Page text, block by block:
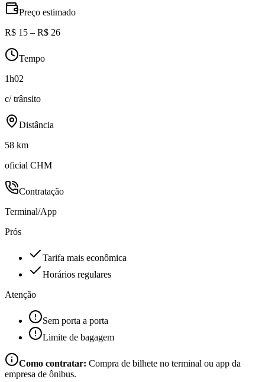
Preço estimado
R$ 15 – R$ 26
Tempo
1h02
c/ trânsito
Distância
58 km
oficial CHM
Contratação
Terminal/App
Prós
Tarifa mais econômica
Horários regulares
Atenção
Sem porta a porta
Limite de bagagem
Como contratar: Compra de bilhete no terminal ou app da
empresa de ônibus.